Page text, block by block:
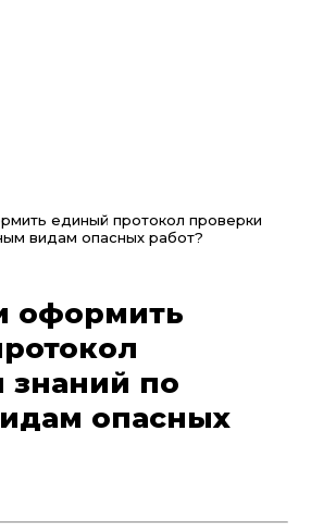
единый протокол проверки
видам опасных работ?
оформить
знаний по
опасных